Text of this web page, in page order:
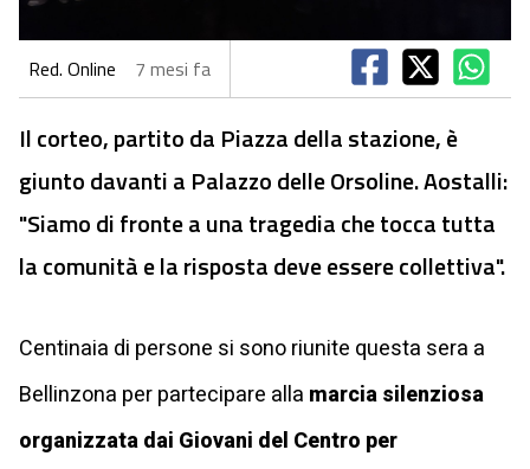
Red. Online 7 mesi fa
Il corteo, partito da Piazza della stazione, è
giunto davanti a Palazzo delle Orsoline. Aostalli:
"Siamo di fronte a una tragedia che tocca tutta
la comunità e la risposta deve essere collettiva".
Centinaia di persone si sono riunite questa sera a
Bellinzona per partecipare alla marcia silenziosa
organizzata dai Giovani del Centro per